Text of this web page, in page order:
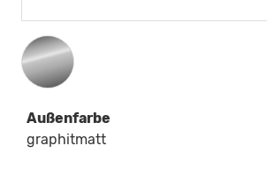
Außenfarbe
graphitmatt